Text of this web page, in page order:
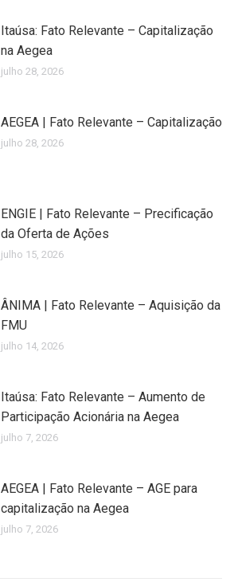
Itaúsa: Fato Relevante – Capitalização
na Aegea
julho 28, 2026
AEGEA | Fato Relevante – Capitalização
julho 28, 2026
ENGIE | Fato Relevante – Precificação
da Oferta de Ações
julho 15, 2026
ÂNIMA | Fato Relevante – Aquisição da
FMU
julho 14, 2026
Itaúsa: Fato Relevante – Aumento de
Participação Acionária na Aegea
julho 7, 2026
AEGEA | Fato Relevante – AGE para
capitalização na Aegea
julho 7, 2026